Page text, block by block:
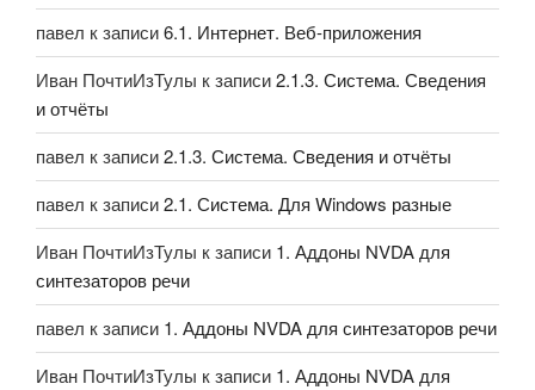
павел к записи6.1. Интернет. Веб-приложения
Иван ПочтиИзТулы к записи2.1.3. Система. Сведения
и отчёты
павел к записи2.1.3. Система. Сведения и отчёты
павел к записи2.1. Система. Для Windows разные
Иван ПочтиИзТулы к записи 1. Аддоны NVDA для
синтезаторов речи
павел к записи 1. Аддоны NVDA для синтезаторов речи
Иван ПочтиИзТулы к записи 1. Аддоны NVDA для